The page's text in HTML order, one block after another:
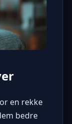
en rekke
bedre